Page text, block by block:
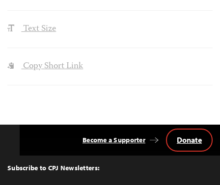
Text Size
Copy Short Link
Top
Subscribe to CPJ Newsletters:
Become a Supporter Donate